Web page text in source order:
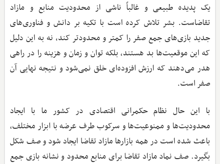
یک پدیده طبیعی و غالباً ناشی از محدودیت منابع و مازاد
تقاضاست. بشر تلاش کرده است با تکیه بر دانش و فناوری‌های
جدید بازی‌های جمع صفر را کمتر و محدودتر کند، نه به این دلیل
که این موقعیت‌ها بد هستند، بلکه توان و زمان و هزینه را در راهی
هدر می‌دهند که ارزش افزوده‌ای خلق نمی‌شود و نتیجه نهایی آن
صفر است.
با این حال نظام حکمرانی اقتصادی در کشور ما با ایجاد
محدودیت‌ها و ممنوعیت‌ها و سرکوب طرف عرضه با ابزار مختلف،
باعث شده است در همه بازارها مازاد تقاضا ایجاد شود و صف شکل
بگیرد. صف نماد مازاد تقاضا برای منابع محدود و نشانه بازی جمع